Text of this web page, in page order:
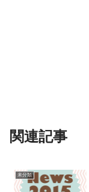
関連記事
未分類